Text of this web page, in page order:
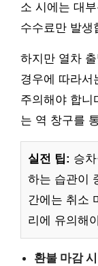
소 시에는 대
수수료만 발생
하지만 열차
경우에 따라서
주의해야 합니
는 역 창구를
실전 팁: 승
하는 습관이
간에는 취소
리에 유의해
환불 마감